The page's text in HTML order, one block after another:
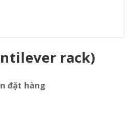
rack)
đặt hàng